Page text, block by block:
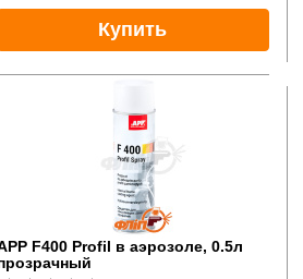
Купить
F400 Profil в аэрозоле, 0.5л